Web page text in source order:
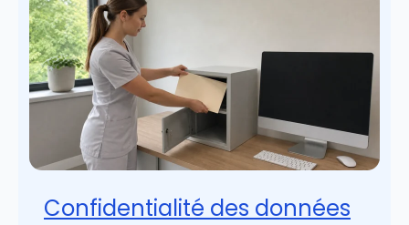
Confidentialité des données